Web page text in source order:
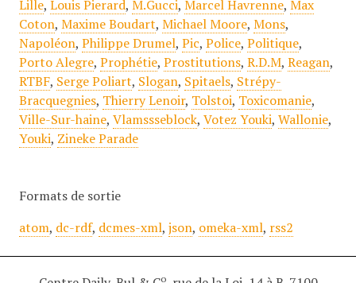
Lille, Louis Pierard, M.Gucci, Marcel Havrenne, Max
Coton, Maxime Boudart, Michael Moore, Mons,
Napoléon, Philippe Drumel, Pic, Police, Politique,
Porto Alegre, Prophétie, Prostitutions, R.D.M, Reagan,
RTBF, Serge Poliart, Slogan, Spitaels, Strépy-
Bracquegnies, Thierry Lenoir, Tolstoi, Toxicomanie,
Ville-Sur-haine, Vlamssseblock, Votez Youki, Wallonie,
Youki, Zineke Parade
Formats de sortie
atom, dc-rdf, dcmes-xml, json, omeka-xml, rss2
o